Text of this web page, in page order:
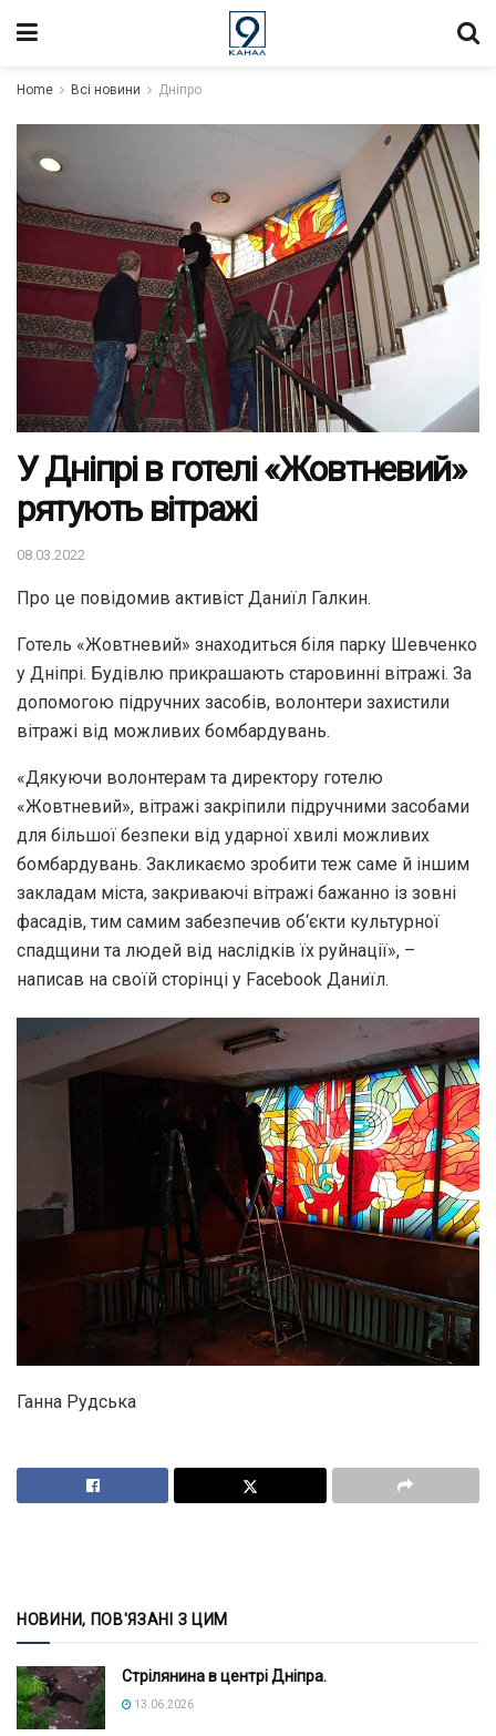
Home Всі новини Дніпро
У Дніпрі в готелі «Жовтневий»
рятують вітражі
08.03.2022
Про це повідомив активіст Даниїл Галкин.
Готель «Жовтневий» знаходиться біля парку Шевченко
у Дніпрі. Будівлю прикрашають старовинні вітражі. За
допомогою підручних засобів, волонтери захистили
вітражі від можливих бомбардувань.
«Дякуючи волонтерам та директору готелю
«Жовтневий», вітражі закріпили підручними засобами
для більшої безпеки від ударної хвилі можливих
бомбардувань. Закликаємо зробити теж саме й іншим
закладам міста, закриваючі вітражі бажанно із зовні
фасадів, тим самим забезпечив об‘єкти культурної
спадщини та людей від наслідків їх руйнації», –
написав на своїй сторінці у Facebook Даниїл.
Ганна Рудська
НОВИНИ, ПОВ'ЯЗАНІ З ЦИМ
Стрілянина в центрі Дніпра.
13.06.2026